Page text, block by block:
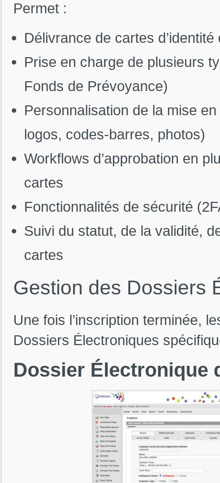
Permet :
Délivrance de cartes
Prise en charge de plusieurs
Fonds de Prévoyance)
Personnalisation de la mise
logos, codes-barres, photos)
Workflows d’approbation en
cartes
Fonctionnalités de sécurité
Suivi du statut, de la validité,
cartes
Gestion des Dossiers
Une fois l’inscription terminée,
Dossiers Électroniques
Dossier Électronique